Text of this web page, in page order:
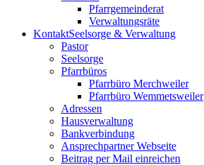
Pfarrgemeinderat
Verwaltungsräte
KontaktSeelsorge & Verwaltung
Pastor
Seelsorge
Pfarrbüros
Pfarrbüro Merchweiler
Pfarrbüro Wemmetsweiler
Adressen
Hausverwaltung
Bankverbindung
Ansprechpartner Webseite
Beitrag per Mail einreichen